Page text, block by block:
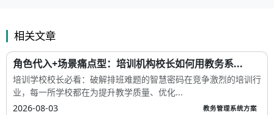
相关文章
角色代入+场景痛点型：培训机构校长如何用教务系...
培训学校校长必看：破解排班难题的智慧密码在竞争激烈的培训行
业，每一所学校都在为提升教学质量、优化...
2026-08-03
教务管理系统方案